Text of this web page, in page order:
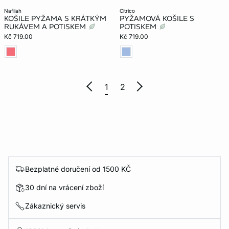
nafilah
KOŠILE PYŽAMA S KRÁTKÝM
RUKÁVEM A POTISKEM
Kč 719.00
citrico
PYŽAMOVÁ KOŠILE S
POTISKEM
Kč 719.00
1 2
Bezplatné doručení od 1500 KČ
30 dní na vrácení zboží
Zákaznický servis